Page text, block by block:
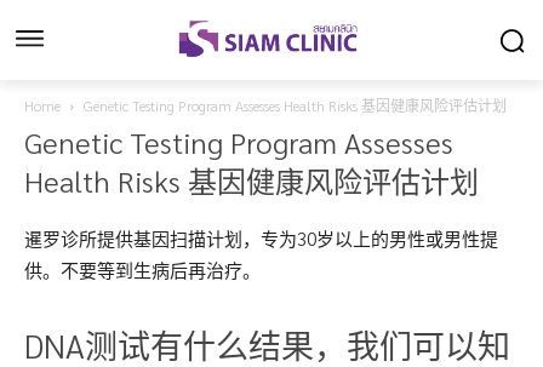
Home Genetic Testing Program Assesses Health Risks 基因健康风险评估计划
Genetic Testing Program Assesses
Health Risks 基因健康风险评估计划
暹罗诊所提供基因扫描计划，专为30岁以上的男性或男性提
供。不要等到生病后再治疗。
DNA测试有什么结果，我们可以知